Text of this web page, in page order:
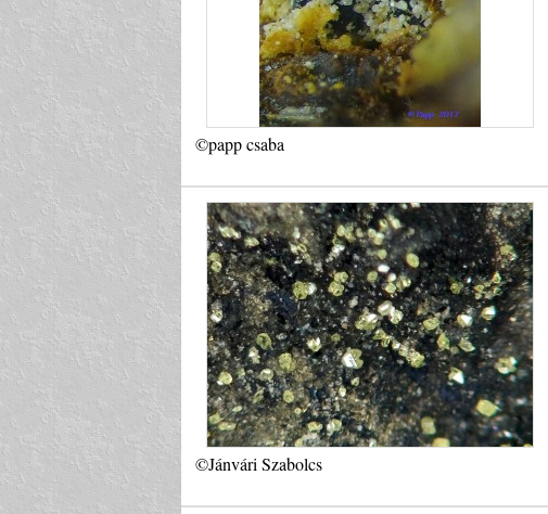
©papp csaba
©Jánvári Szabolcs